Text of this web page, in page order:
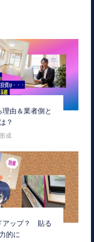
由＆業者側と
？
成
アップ？ 貼る
的に